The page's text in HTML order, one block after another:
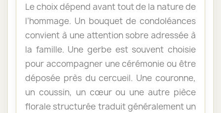
Le choix dépend avant tout de la nature de
l’hommage. Un bouquet de condoléances
convient à une attention sobre adressée à
la famille. Une gerbe est souvent choisie
pour accompagner une cérémonie ou être
déposée près du cercueil. Une couronne,
un coussin, un cœur ou une autre pièce
florale structurée traduit généralement un